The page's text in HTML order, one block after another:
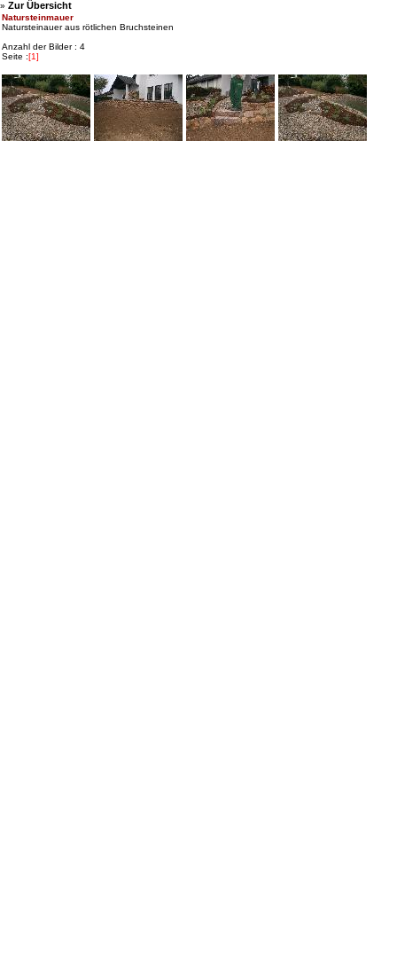
» Zur Übersicht
Natursteinmauer
Natursteinauer aus rötlichen Bruchsteinen
Anzahl der Bilder : 4
Seite :[1]